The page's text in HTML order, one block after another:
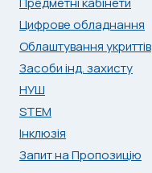
Цифрове обладнання
Облаштування укриттів
Засоби інд. захисту
НУШ
STEM
Інклюзія
Запит на Пропозицію